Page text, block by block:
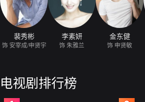
裴秀彬
饰 安宰成/申贤宇
李素妍
饰 朱雅兰
金东健
饰 申贤敏
电视剧排行榜